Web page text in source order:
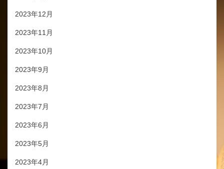
2023年12月
2023年11月
2023年10月
2023年9月
2023年8月
2023年7月
2023年6月
2023年5月
2023年4月